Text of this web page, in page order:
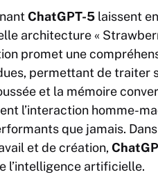
ChatGPT-5 laissent
architecture «
promet une
permettant de traiter
et la mémoire
l’interaction homme-
que jamais. Dans
et de création,
l’intelligence artificielle.